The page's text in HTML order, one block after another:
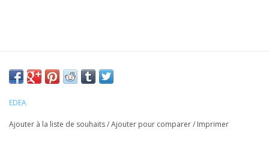
EDEA
Ajouter à la liste de souhaits/Ajouter pour comparer/ Imprimer